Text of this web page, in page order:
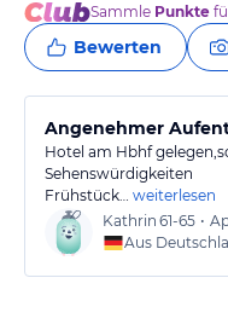
Sammle Punkte
Bewerten
Angenehmer
Hotel am Hbhf
Sehenswürdigkeiten
Frühstück… weiterlesen
Kathrin 61-65 •
Aus